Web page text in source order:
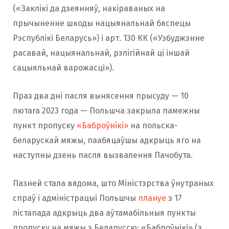
(«Заклікі да дзеянняў, накіраваных на
прычыненне шкоды нацыянальнай бяспецы
Рэспублікі Беларусь») і арт. 130 КК («Узбуджэнне
расавай, нацыянальнай, рэлігійнай ці іншай
сацыяльнай варожасці»).
Праз два дні пасля вынясення прысуду — 10
лютага 2023 года — Польшча закрыла памежны
пункт пропуску «Баброўнікі» на польска-
беларускай мяжы, паабяцаўшы адкрыць яго на
наступны дзень пасля вызвалення Пачобута.
Пазней стала вядома, што Міністэрства ўнутраных
спраў і адміністрацыі Польшчы плануе з 17
лістапада адкрыць два аўтамабільныя пункты